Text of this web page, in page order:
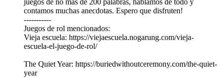
juegos de no más de 200 palabras, hablamos de todo y
contamos muchas anecdotas. Espero que disfruten!
-----------
Juegos de rol mencionados:
Vieja escuela: https://viejaescuela.nogarung.com/vieja-
escuela-el-juego-de-rol/
The Quiet Year: https://buriedwithoutceremony.com/the-quiet-
year